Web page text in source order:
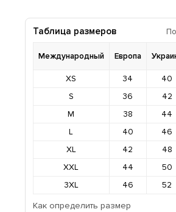
Таблица размеров
Международный Европа
XS
34 40
S
36 42
M
38 44
L
40 46
XL
42 48
XXL
44 50
3XL
46 52
Как определить размер